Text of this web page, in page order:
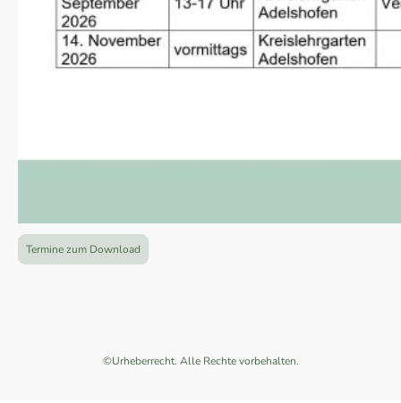
Termine zum Download
©Urheberrecht. Alle Rechte vorbehalten.